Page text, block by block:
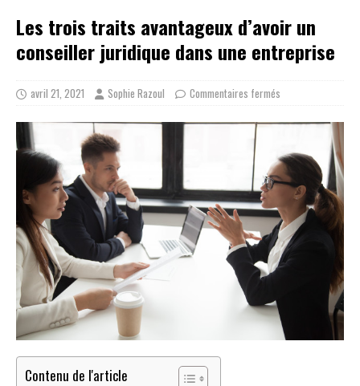
Les trois traits avantageux d’avoir un
conseiller juridique dans une entreprise
avril 21, 2021 Sophie Razoul Commentaires fermés
Contenu de l'article